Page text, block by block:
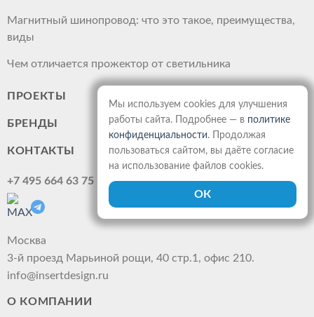
Магнитный шинопровод: что это такое, преимущества,
виды
Чем отличается прожектор от светильника
ПРОЕКТЫ
БРЕНДЫ
КОНТАКТЫ
+7 495 664 63 75
Москва
3-й проезд Марьиной рощи, 40 стр.1, офис 210.
info@insertdesign.ru
О КОМПАНИИ
Мы используем cookies для улучшения
работы сайта. Подробнее — в политике
конфиденциальности. Продолжая
пользоваться сайтом, вы даёте согласие
на использование файлов cookies.